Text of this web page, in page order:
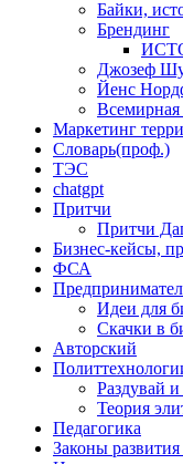
Байки,
Брендинг
Джозеф
​Йенс
Маркетинг
Словарь(проф.)
ТЭС
chatgpt
Притчи
Притчи
Бизнес-кейсы,
ФСА
Идеи для
Скачки в
Авторский
Раздувай и
Теория
​Педагогика
Законы